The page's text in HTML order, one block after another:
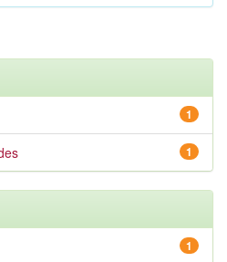
1
1
1